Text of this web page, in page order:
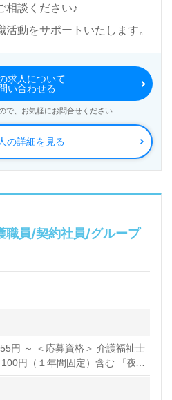
相談ください♪
活動をサポートいたします。
の詳細を見る
求人について
問い合わせる
で、お気軽にお問合せください
職員/契約社員/グループ
円 ～ ＜応募資格＞ 介護福祉士
円（１年間固定）含む 「夜
00(休憩120分） 単価21,700円
資格＞ ヘルパー2級・初任者研